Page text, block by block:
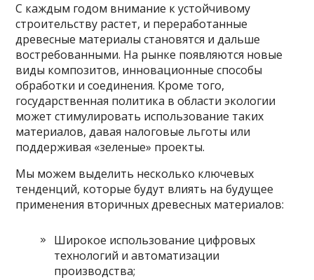
С каждым годом внимание к устойчивому
строительству растет, и переработанные
древесные материалы становятся и дальше
востребованными. На рынке появляются новые
виды композитов, инновационные способы
обработки и соединения. Кроме того,
государственная политика в области экологии
может стимулировать использование таких
материалов, давая налоговые льготы или
поддерживая «зеленые» проекты.
Мы можем выделить несколько ключевых
тенденций, которые будут влиять на будущее
применения вторичных древесных материалов:
Широкое использование цифровых
технологий и автоматизации
производства;